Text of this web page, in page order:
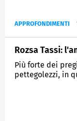
APPROFONDIMENTI
Rozsa Tassi:
Più forte dei
pettegolezzi, in